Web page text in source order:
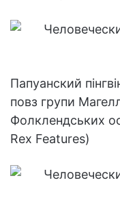
Папуанский
повз групи
Фолклендських
Rex Features)